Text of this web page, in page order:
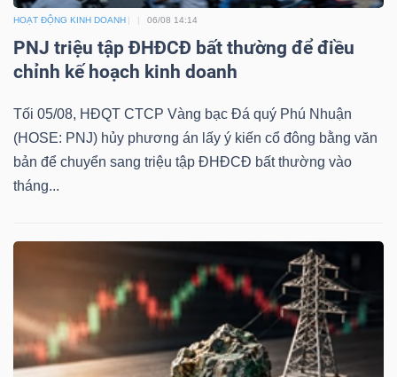
HOẠT ĐỘNG KINH DOANH 06/08 14:14
PNJ triệu tập ĐHĐCĐ bất thường để điều
chỉnh kế hoạch kinh doanh
Tối 05/08, HĐQT CTCP Vàng bạc Đá quý Phú Nhuận
(HOSE: PNJ) hủy phương án lấy ý kiến cổ đông bằng văn
bản để chuyển sang triệu tập ĐHĐCĐ bất thường vào
tháng...